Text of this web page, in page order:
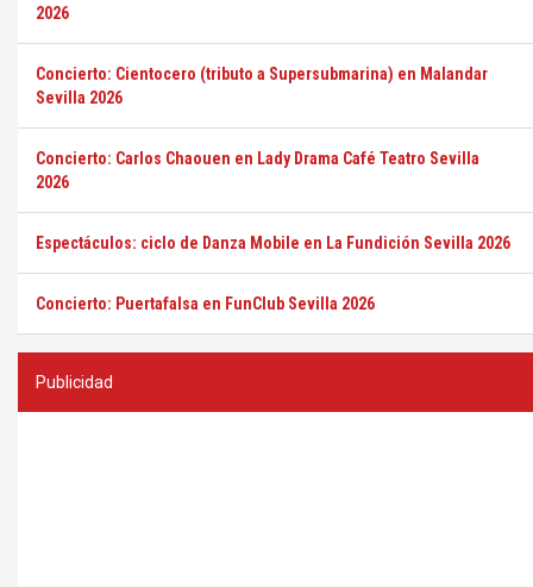
2026
Concierto: Cientocero (tributo a Supersubmarina) en Malandar
Sevilla 2026
Concierto: Carlos Chaouen en Lady Drama Café Teatro Sevilla
2026
Espectáculos: ciclo de Danza Mobile en La Fundición Sevilla 2026
Concierto: Puertafalsa en FunClub Sevilla 2026
Publicidad